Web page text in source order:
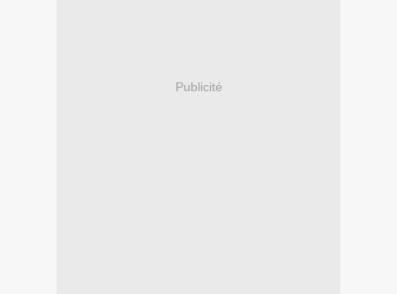
Publicité